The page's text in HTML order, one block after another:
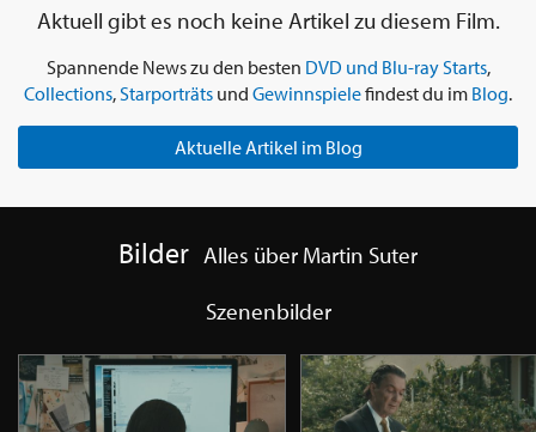
Aktuell gibt es noch keine Artikel zu diesem Film.
Spannende News zu den besten DVD und Blu-ray Starts,
Collections, Starporträts und Gewinnspielefindest du im Blog.
Aktuelle Artikel im Blog
Bilder Alles über Martin Suter
Szenenbilder